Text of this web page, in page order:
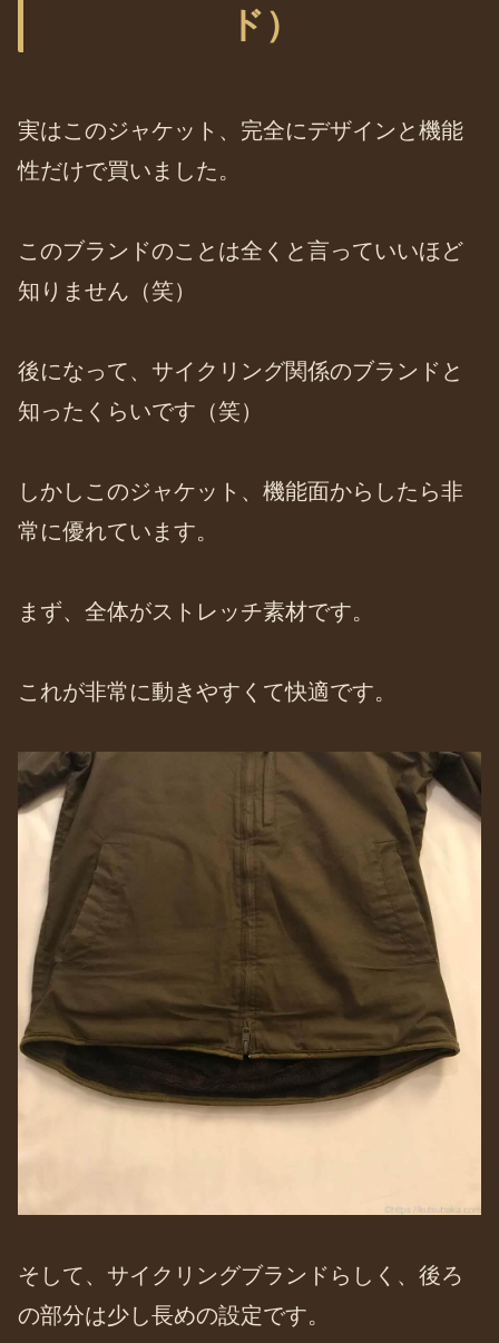
ド）
実はこのジャケット、完全にデザインと機能
性だけで買いました。
このブランドのことは全くと言っていいほど
知りません（笑）
後になって、サイクリング関係のブランドと
知ったくらいです（笑）
しかしこのジャケット、機能面からしたら非
常に優れています。
まず、全体がストレッチ素材です。
これが非常に動きやすくて快適です。
そして、サイクリングブランドらしく、後ろ
の部分は少し長めの設定です。